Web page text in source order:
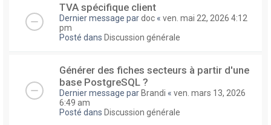
TVA spécifique client
Dernier message pardoc « ven. mai 22, 2026 4:12
pm
Posté dans Discussion générale
Générer des fiches secteurs à partir d'une
base PostgreSQL ?
Dernier message par Brandi « ven. mars 13, 2026
6:49 am
Posté dans Discussion générale